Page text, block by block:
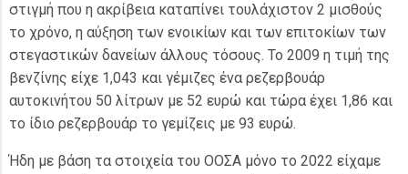
στιγμή που η ακρίβεια καταπίνει τουλάχιστον 2 μισθούς
το χρόνο, η αύξηση των ενοικίων και των επιτοκίων των
στεγαστικών δανείων άλλους τόσους. Το 2009 η τιμή της
βενζίνης είχε 1,043 και γέμιζες ένα ρεζερβουάρ
αυτοκινήτου 50 λίτρων με 52 ευρώ και τώρα έχει 1,86 και
το ίδιο ρεζερβουάρ το γεμίζεις με 93 ευρώ.
Ήδη με βάση τα στοιχεία του ΟΟΣΑ μόνο το 2022 είχαμε